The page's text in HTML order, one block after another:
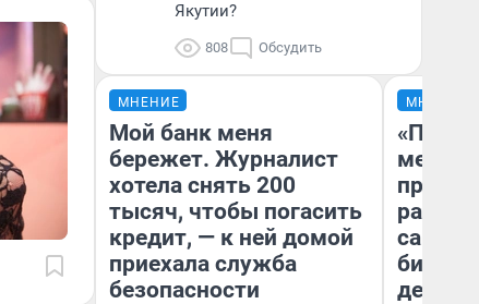
Якутии?
808 Обсудить
МНЕНИЕ
Мой банк меня
бережет. Журналист
хотела снять 200
тысяч, чтобы погасить
кредит, — к ней домой
приехала служба
безопасности
МНЕНИЕ
самом